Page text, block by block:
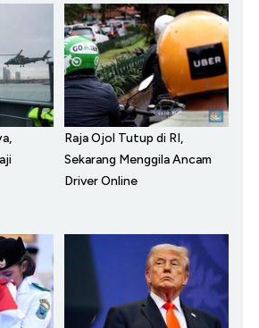
Raja Ojol Tutup di RI,
Sekarang Menggila Ancam
Driver Online